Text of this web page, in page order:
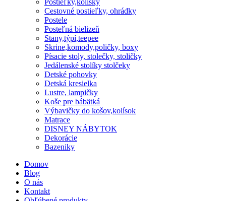
Cestovné postieľky, ohrádky
Postele
Posteľná bielizeň
Stany,týpí,teepee
Skrine,komody,poličky, boxy
Písacie stoly, stolečky, stoličky
Jedálenské stolíky stolčeky
Detské pohovky
Detská kresielka
Lustre, lampičky
Koše pre bábätká
Výbavičky do košov,kolísok
Matrace
DISNEY NÁBYTOK
Dekorácie
Bazeniky
Domov
Blog
O nás
Kontakt